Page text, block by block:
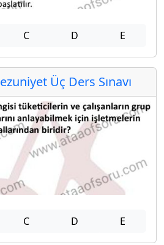
C D E
Üç Ders Sınavı
C D E